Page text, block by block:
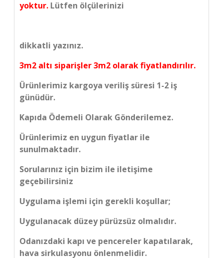
yoktur. Lütfen ölçülerinizi
dikkatli yazınız.
3m2 altı siparişler 3m2 olarak fiyatlandırılır.
Ürünlerimiz kargoya veriliş süresi 1-2 iş
günüdür.
Kapıda Ödemeli Olarak Gönderilemez.
Ürünlerimiz en uygun fiyatlar ile
sunulmaktadır.
Sorularınız için bizim ile iletişime
geçebilirsiniz
Uygulama işlemi için gerekli koşullar;
Uygulanacak düzey pürüzsüz olmalıdır.
Odanızdaki kapı ve pencereler kapatılarak,
hava sirkulasyonu önlenmelidir.